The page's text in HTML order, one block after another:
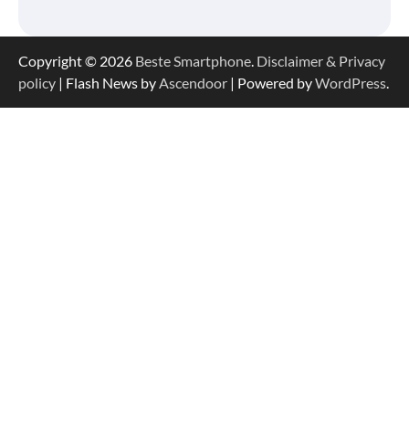
Copyright © 2026 Beste Smartphone. Disclaimer & Privacy
policy | Flash News byAscendoor | Powered byWordPress.